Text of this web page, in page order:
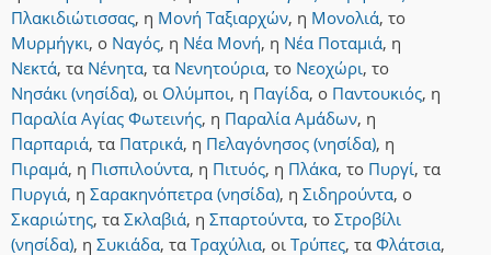
Πλακιδιώτισσας, η Μονή Ταξιαρχών, η Μονολιά, το
Μυρμήγκι, ο Ναγός, η Νέα Μονή, η Νέα Ποταμιά, η
Νεκτά, τα Νένητα, τα Νενητούρια, το Νεοχώρι, το
Νησάκι (νησίδα), οι Ολύμποι, η Παγίδα, ο Παντουκιός, η
Παραλία Αγίας Φωτεινής, η Παραλία Αμάδων, η
Παρπαριά, τα Πατρικά, η Πελαγόνησος (νησίδα), η
Πιραμά, η Πισπιλούντα, η Πιτυός, η Πλάκα, το Πυργί, τα
Πυργιά, η Σαρακηνόπετρα (νησίδα), η Σιδηρούντα, ο
Σκαριώτης, τα Σκλαβιά, η Σπαρτούντα, το Στροβίλι
(νησίδα), η Συκιάδα, τα Τραχύλια, οι Τρύπες, τα Φλάτσια,